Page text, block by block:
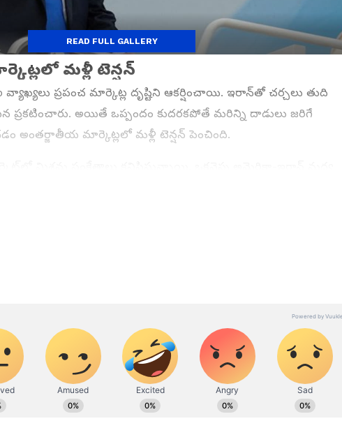
మళ్లీ టెన్షన్
వ్యాఖ్యలు ప్రపంచ మార్కెట్ల దృష్టిని ఆకర్షించాయి. ఇరాన్‌తో చర్చలు తుది
ప్రకటించారు. అయితే ఒప్పందం కుదరకపోతే మరిన్ని దాడులు జరిగే
అంతర్జాతీయ మార్కెట్లలో మళ్లీ టెన్షన్ పెంచింది.
మళ్లీ గోల్డ్ రేట్లు
ఎంత తగ్గిందో
Gold Price Hike: పసిడి ప్రియులకు
బిగ్ షాక్...మళ్లీ ఆకాశాన్నింటిన
బంగారం ధరలు
READ FULL GALLERY